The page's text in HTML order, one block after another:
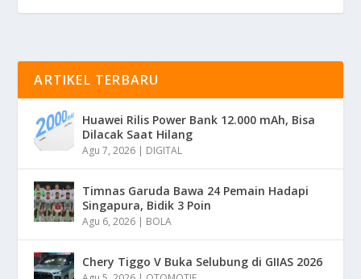
ARTIKEL TERBARU
Huawei Rilis Power Bank 12.000 mAh, Bisa
Dilacak Saat Hilang
Agu 7, 2026 | DIGITAL
Timnas Garuda Bawa 24 Pemain Hadapi
Singapura, Bidik 3 Poin
Agu 6, 2026 | BOLA
Chery Tiggo V Buka Selubung di GIIAS 2026